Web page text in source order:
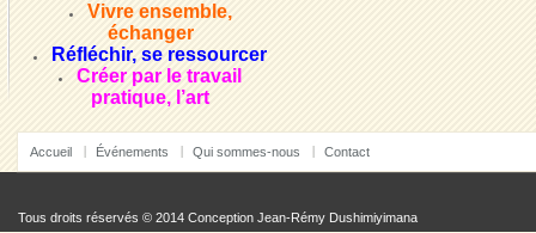
Vivre ensemble,
échanger
Réfléchir, se ressourcer
Créer par le travail
pratique, l’art
Accueil Événements Qui sommes-nous Contact
Tous droits réservés © 2014 Conception Jean-Rémy Dushimiyimana